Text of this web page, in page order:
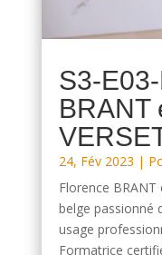
S3-
BRANT
24, Fév 2023 |
Florence BRANT
belge passionné
usage
Formatrice